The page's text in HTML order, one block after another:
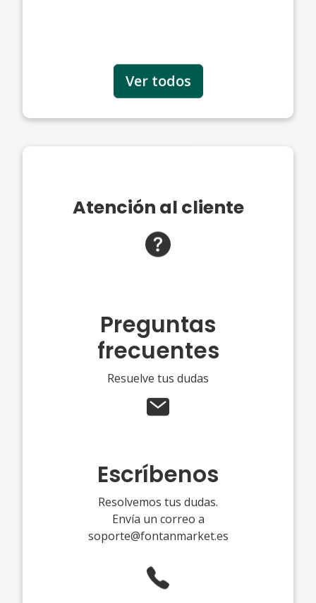
Ver todos
Atención al cliente
Preguntas
frecuentes
Resuelve tus dudas
Escríbenos
Resolvemos tus dudas.
Envía un correo a
soporte@fontanmarket.es